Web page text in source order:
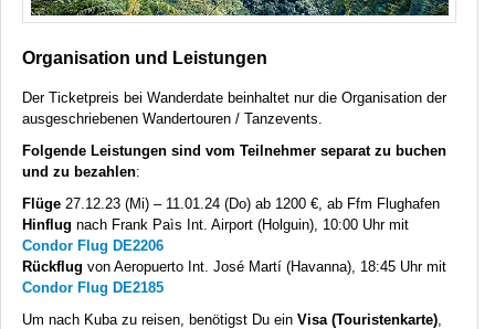
Organisation und Leistungen
Der Ticketpreis bei Wanderdate beinhaltet nur die Organisation der
ausgeschriebenen Wandertouren / Tanzevents.
Folgende Leistungen sind vom Teilnehmer separat zu buchen
und zu bezahlen:
Flüge 27.12.23 (Mi) – 11.01.24 (Do) ab 1200 €, ab Ffm Flughafen
Hinflug nach Frank Paìs Int. Airport (Holguin), 10:00 Uhr mit
Condor Flug DE2206
Rückflug von Aeropuerto Int. José Martí (Havanna), 18:45 Uhr mit
Condor Flug DE2185
Um nach Kuba zu reisen, benötigst Du ein Visa (Touristenkarte)